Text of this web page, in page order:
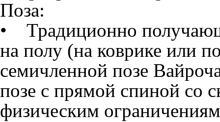
Поза:
• Традиционно
на полу (на коврике или
семичленной позе
позе с прямой спиной со
физическим